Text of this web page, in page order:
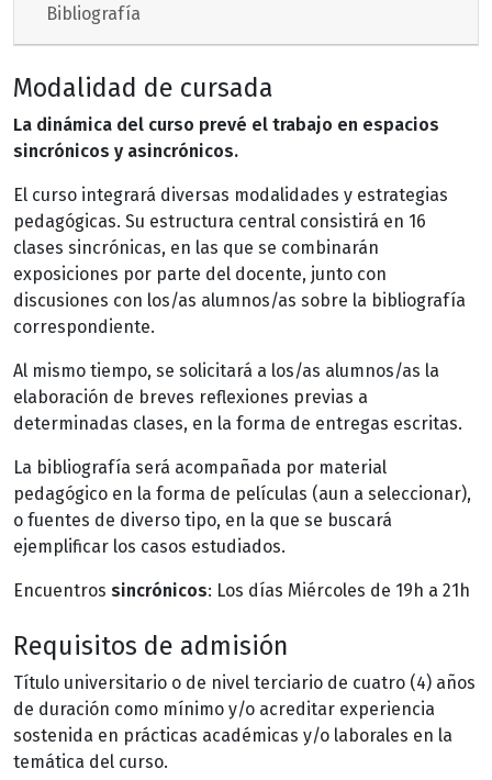
Bibliografía
Modalidad de cursada
La dinámica del curso prevé el trabajo en espacios
sincrónicos y asincrónicos.
El curso integrará diversas modalidades y estrategias
pedagógicas. Su estructura central consistirá en 16
clases sincrónicas, en las que se combinarán
exposiciones por parte del docente, junto con
discusiones con los/as alumnos/as sobre la bibliografía
correspondiente.
Al mismo tiempo, se solicitará a los/as alumnos/as la
elaboración de breves reflexiones previas a
determinadas clases, en la forma de entregas escritas.
La bibliografía será acompañada por material
pedagógico en la forma de películas (aun a seleccionar),
o fuentes de diverso tipo, en la que se buscará
ejemplificar los casos estudiados.
Encuentros sincrónicos: Los días Miércoles de 19h a 21h
Requisitos de admisión
Título universitario o de nivel terciario de cuatro (4) años
de duración como mínimo y/o acreditar experiencia
sostenida en prácticas académicas y/o laborales en la
temática del curso.